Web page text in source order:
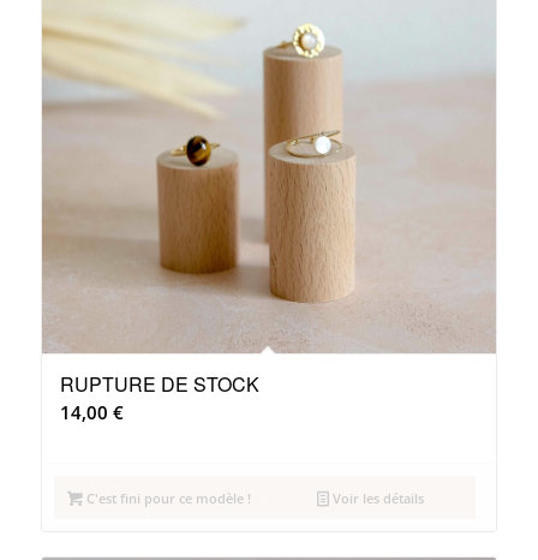
RUPTURE DE STOCK
14,00 €
C'est fini pour ce modèle ! Voir les détails